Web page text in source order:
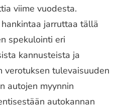
viime vuodesta.
jarruttaa tällä
spekulointi eri
kannusteista ja
verotuksen tulevaisuuden
autojen myynnin
autokannan